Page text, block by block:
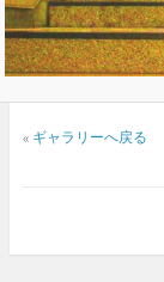
« ギャラリーへ戻る